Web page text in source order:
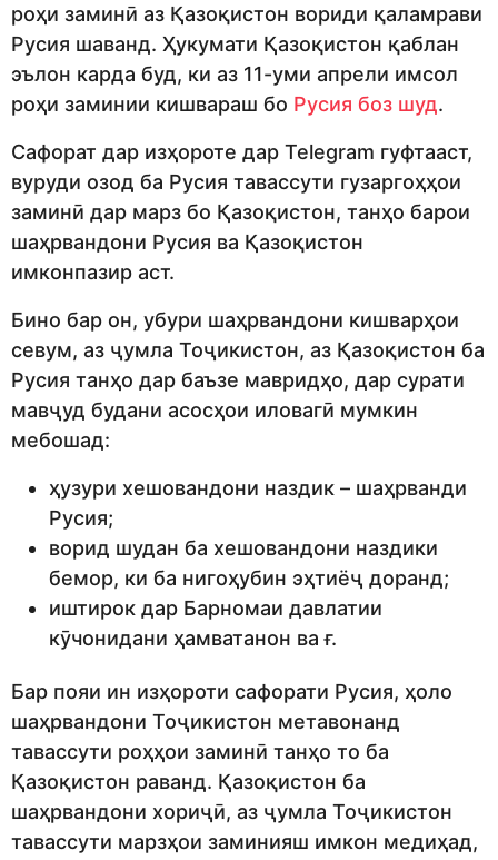
роҳи заминӣ аз Қазоқистон вориди қаламрави
Русия шаванд. Ҳукумати Қазоқистон қаблан
эълон карда буд, ки аз 11-уми апрели имсол
роҳи заминии кишвараш бо Русия боз шуд.
Сафорат дар изҳороте дар Telegram гуфтааст,
вуруди озод ба Русия тавассути гузаргоҳҳои
заминӣ дар марз бо Қазоқистон, танҳо барои
шаҳрвандони Русия ва Қазоқистон
имконпазир аст.
Бино бар он, убури шаҳрвандони кишварҳои
севум, аз ҷумла Тоҷикистон, аз Қазоқистон ба
Русия танҳо дар баъзе мавридҳо, дар сурати
мавҷуд будани асосҳои иловагӣ мумкин
мебошад:
ҳузури хешовандони наздик – шаҳрванди
Русия;
ворид шудан ба хешовандони наздики
бемор, ки ба нигоҳубин эҳтиёҷ доранд;
иштирок дар Барномаи давлатии
кӯчонидани ҳамватанон ва ғ.
Бар пояи ин изҳороти сафорати Русия, ҳоло
шаҳрвандони Тоҷикистон метавонанд
тавассути роҳҳои заминӣ танҳо то ба
Қазоқистон раванд. Қазоқистон ба
шаҳрвандони хориҷӣ, аз ҷумла Тоҷикистон
тавассути марзҳои заминияш имкон медиҳад,